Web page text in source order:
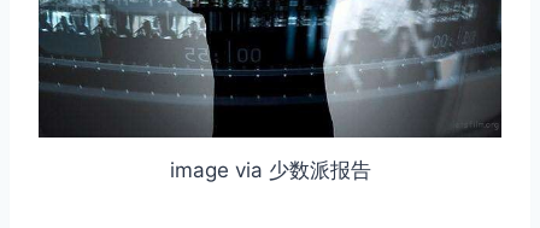
image via 少数派报告